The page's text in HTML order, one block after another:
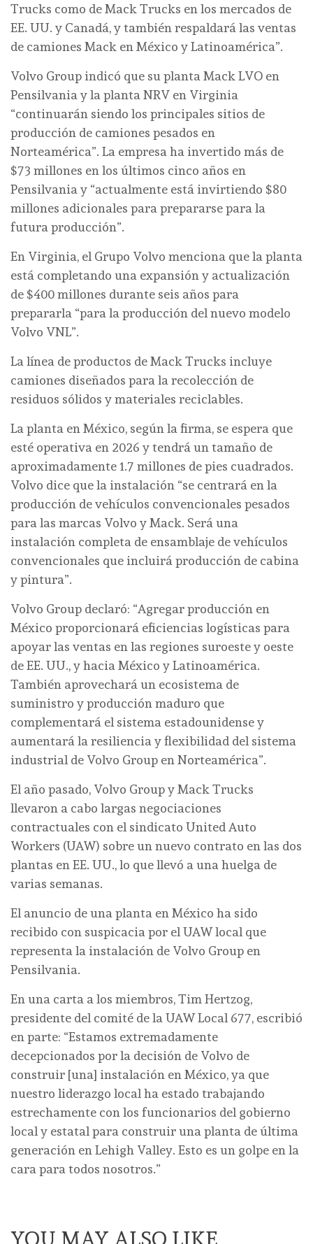
Trucks como de Mack Trucks en los mercados de
EE. UU. y Canadá, y también respaldará las ventas
de camiones Mack en México y Latinoamérica”.
Volvo Group indicó que su planta Mack LVO en
Pensilvania y la planta NRV en Virginia
“continuarán siendo los principales sitios de
producción de camiones pesados en
Norteamérica”. La empresa ha invertido más de
$73 millones en los últimos cinco años en
Pensilvania y “actualmente está invirtiendo $80
millones adicionales para prepararse para la
futura producción”.
En Virginia, el Grupo Volvo menciona que la planta
está completando una expansión y actualización
de $400 millones durante seis años para
prepararla “para la producción del nuevo modelo
Volvo VNL”.
La línea de productos de Mack Trucks incluye
camiones diseñados para la recolección de
residuos sólidos y materiales reciclables.
La planta en México, según la firma, se espera que
esté operativa en 2026 y tendrá un tamaño de
aproximadamente 1.7 millones de pies cuadrados.
Volvo dice que la instalación “se centrará en la
producción de vehículos convencionales pesados
para las marcas Volvo y Mack. Será una
instalación completa de ensamblaje de vehículos
convencionales que incluirá producción de cabina
y pintura”.
Volvo Group declaró: “Agregar producción en
México proporcionará eficiencias logísticas para
apoyar las ventas en las regiones suroeste y oeste
de EE. UU., y hacia México y Latinoamérica.
También aprovechará un ecosistema de
suministro y producción maduro que
complementará el sistema estadounidense y
aumentará la resiliencia y flexibilidad del sistema
industrial de Volvo Group en Norteamérica”.
El año pasado, Volvo Group y Mack Trucks
llevaron a cabo largas negociaciones
contractuales con el sindicato United Auto
Workers (UAW) sobre un nuevo contrato en las dos
plantas en EE. UU., lo que llevó a una huelga de
varias semanas.
El anuncio de una planta en México ha sido
recibido con suspicacia por el UAW local que
representa la instalación de Volvo Group en
Pensilvania.
En una carta a los miembros, Tim Hertzog,
presidente del comité de la UAW Local 677, escribió
en parte: “Estamos extremadamente
decepcionados por la decisión de Volvo de
construir [una] instalación en México, ya que
nuestro liderazgo local ha estado trabajando
estrechamente con los funcionarios del gobierno
local y estatal para construir una planta de última
generación en Lehigh Valley. Esto es un golpe en la
cara para todos nosotros.”
YOU MAY ALSO LIKE